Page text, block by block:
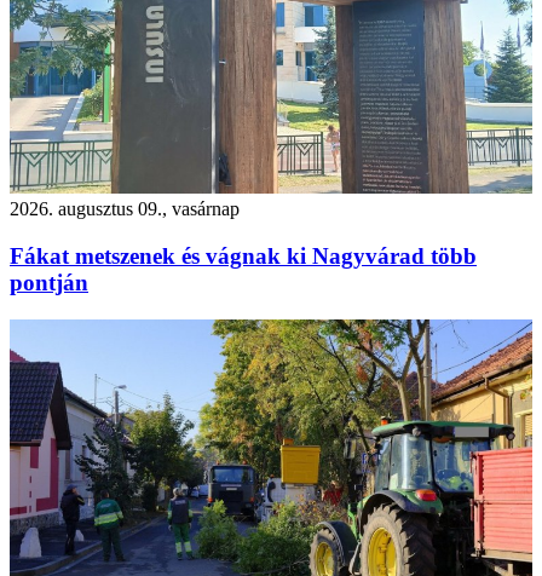
2026. augusztus 09., vasárnap
Fákat metszenek és vágnak ki Nagyvárad több
pontján